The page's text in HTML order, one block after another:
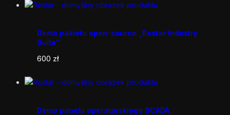
Demo pakietu open-source „Rostar Industry
Suite”
600 zł
Demo panelu operatorskiego SCADA